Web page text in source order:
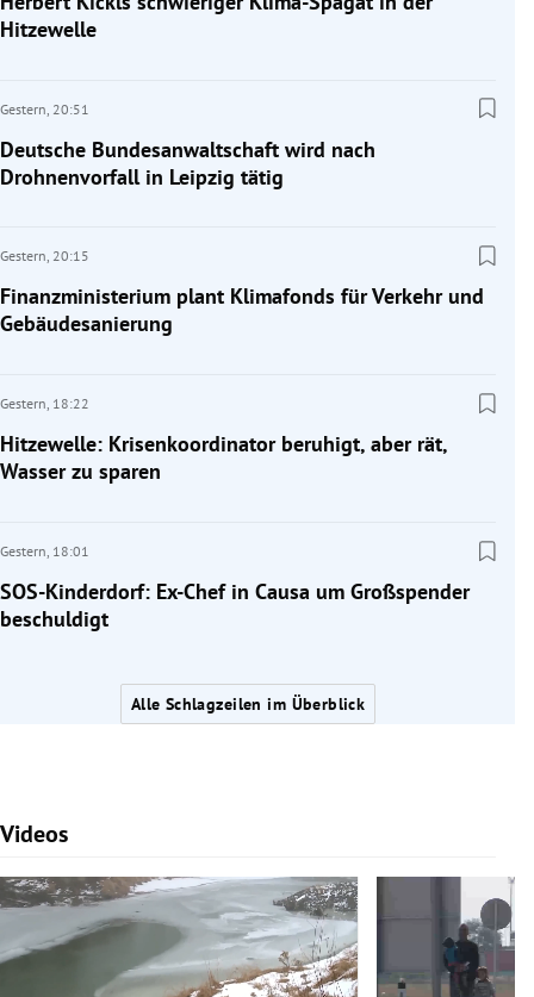
Hitzewelle
Gestern, 20:51
Deutsche Bundesanwaltschaft wird nach
Drohnenvorfall in Leipzig tätig
Gestern, 20:15
Finanzministerium plant Klimafonds für Verkehr und
Gebäudesanierung
Gestern, 18:22
Hitzewelle: Krisenkoordinator beruhigt, aber rät,
Wasser zu sparen
Gestern, 18:01
SOS-Kinderdorf: Ex-Chef in Causa um Großspender
beschuldigt
Alle Schlagzeilen im Überblick
Videos
Slide 1 von 7